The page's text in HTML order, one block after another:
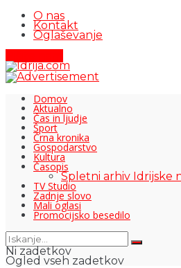
O nas
Kontakt
Oglaševanje
Domov
Aktualno
Čas in ljudje
Šport
Črna kronika
Gospodarstvo
Kultura
Časopis
Spletni arhiv Idrijske
TV Studio
Zadnje slovo
Mali oglasi
Promocijsko besedilo
Ni zadetkov
Ogled vseh zadetkov